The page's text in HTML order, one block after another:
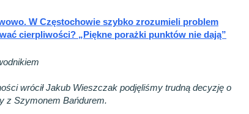
W Częstochowie szybko zrozumieli problem
cierpliwości? „Piękne porażki punktów nie dają”
wrócił Jakub Wieszczak podjęliśmy trudną decyzję o
z Szymonem Bańdurem.